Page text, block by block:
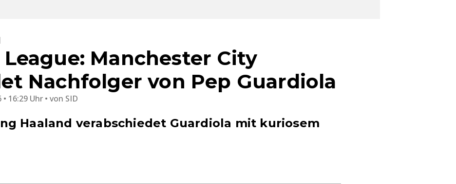
Manchester City
Nachfolger von Pep Guardiola
• 16:29 Uhr von SID
Haaland verabschiedet Guardiola mit kuriosem